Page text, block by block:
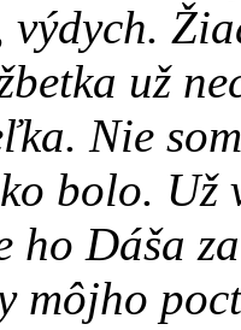
výdych.
už
Nie
bolo.
ho Dáša
môjho